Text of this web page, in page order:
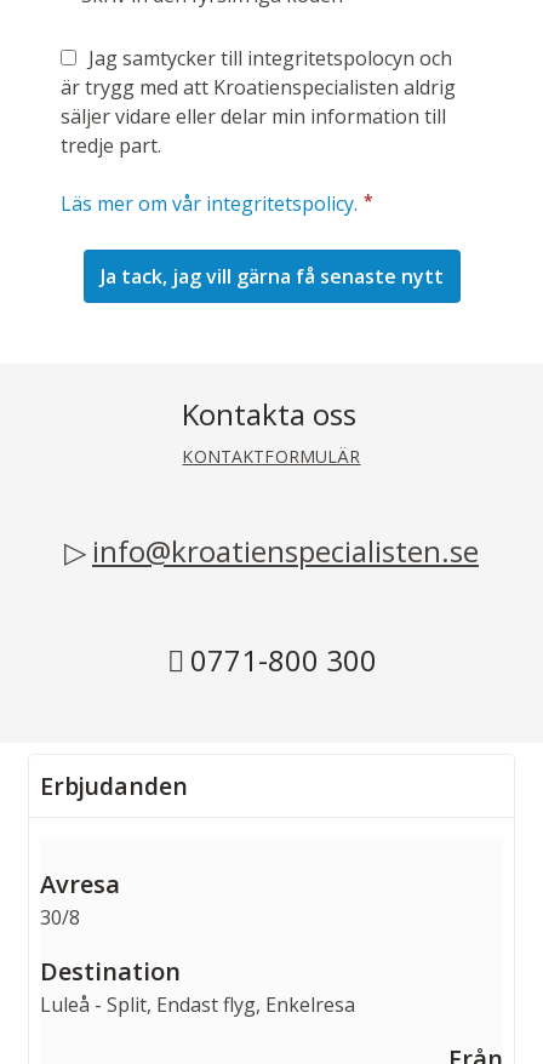
Jag samtycker till integritetspolocyn och
är trygg med att Kroatienspecialisten aldrig
säljer vidare eller delar min information till
tredje part.
Läs mer om vår integritetspolicy. *
Kontakta oss
KONTAKTFORMULÄR
info@kroatienspecialisten.se
0771-800 300
Erbjudanden
30/8
Luleå - Split, Endast flyg, Enkelresa